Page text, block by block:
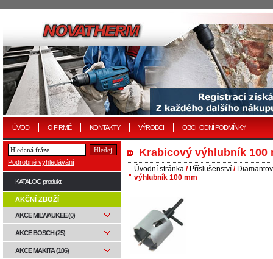
ÚVOD O FIRMĚ KONTAKTY VÝROBCI OBCHODNÍ PODMÍNKY
Krabicový výhlubník 100
Úvodní stránka / Příslušenství /
výhlubník 100 mm
Podrobné vyhledávání
KATALOG produkt
AKČNÍ ZBOŽÍ
AKCE MILWAUKEE (0)
AKCE BOSCH (25)
AKCE MAKITA (106)